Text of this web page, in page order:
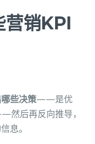
营销KPI
些决策——是优
然后再反向推导，
息。